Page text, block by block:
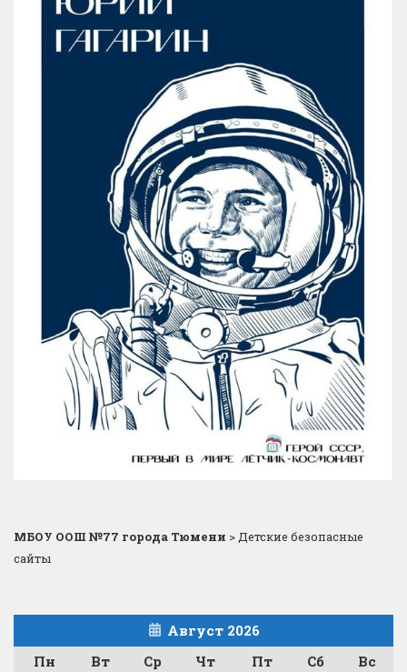
МБОУ ООШ №77 города Тюмени >Детские безопасные
сайты
Август 2026
Пн
Вт Ср Чт Пт Сб
Вс